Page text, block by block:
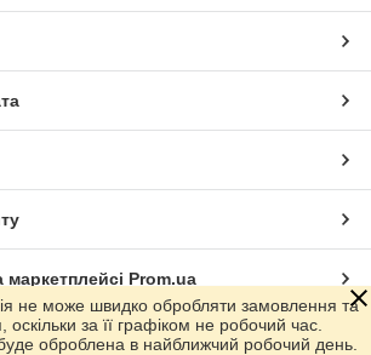
Prom.ua
не може швидко обробляти замовлення та
оскільки за її графіком не робочий час.
оброблена в найближчий робочий день.